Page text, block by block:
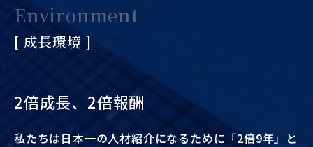
Environment
[ 成長環境 ]
2倍成長、2倍報酬
私たちは日本一の人材紹介になるために「2倍9年」と